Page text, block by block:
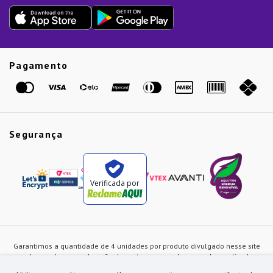
Dia dos Pais
Presente de Natal
Pagamento
Segurança
Verificada por
Garantimos a quantidade de 4 unidades por produto divulgado nesse site
ou de acordo com a duração dos estoques, sendo as vendas realizadas